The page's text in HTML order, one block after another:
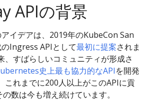
APIの背景
イデアは、2019年のKubeCon San
Ingress APIとして最初に提案されま
、すばらしいコミュニティが形成さ
史上最も協力的なAPIを開発
これまでに200人以上がこのAPIに貢
数は今も増え続けています。